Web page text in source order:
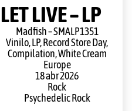
LET LIVE – LP
Madfish – SMALP1351
Vinilo, LP, Record Store Day,
Compilation, White Cream
Europe
18 abr 2026
Rock
Psychedelic Rock